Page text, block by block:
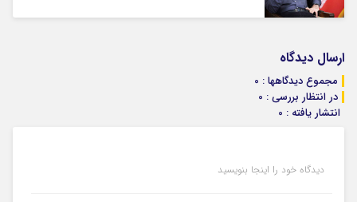
ارسال دیدگاه
مجموع دیدگاهها : 0
در انتظار بررسی : 0
انتشار یافته : 0
دیدگاه خود را اینجا بنویسید